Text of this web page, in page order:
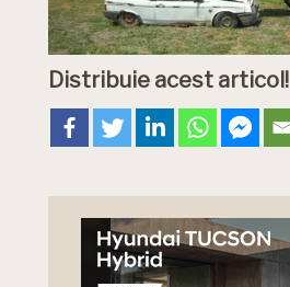
Distribuie acest articol!